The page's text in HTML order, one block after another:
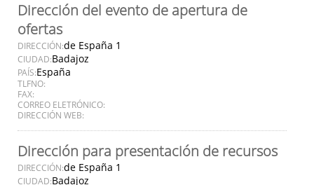
Dirección del evento de apertura de
ofertas
DIRECCIÓN:de España 1
CIUDAD:Badajoz
PAÍS:España
TLFNO:
FAX:
CORREO ELETRÓNICO:
DIRECCIÓN WEB:
Dirección para presentación de recursos
DIRECCIÓN:de España 1
CIUDAD:Badajoz